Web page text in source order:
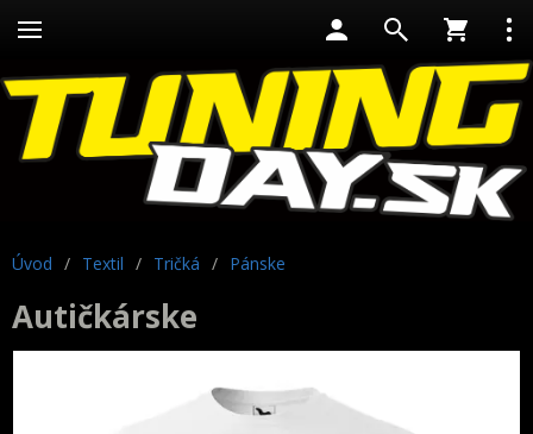
Úvod / Textil / Tričká / Pánske
Autičkárske